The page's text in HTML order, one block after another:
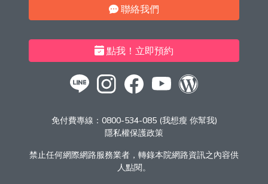
聯絡我們
點我！立即預約
免付費專線： 0800-534-085 (我想瘦 你幫我)
隱私權保護政策
禁止任何網際網路服務業者，轉錄本院網路資訊之內容供
人點閱。